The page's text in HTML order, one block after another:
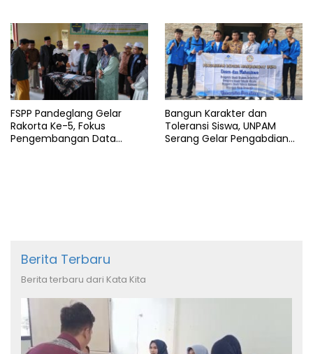
FSPP Pandeglang Gelar
Rakorta Ke-5, Fokus
Pengembangan Data
Bangun Karakter dan
Toleransi Siswa, UNPAM
Serang Gelar Pengabdian
Berita Terbaru
Berita terbaru dari Kata Kita